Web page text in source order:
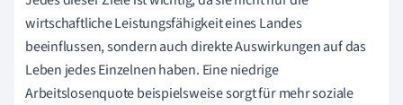
wirtschaftliche Leistungsfähigkeit eines Landes
beeinflussen, sondern auch direkte Auswirkungen auf das
Leben jedes Einzelnen haben. Eine niedrige
Arbeitslosenquote beispielsweise sorgt für mehr soziale